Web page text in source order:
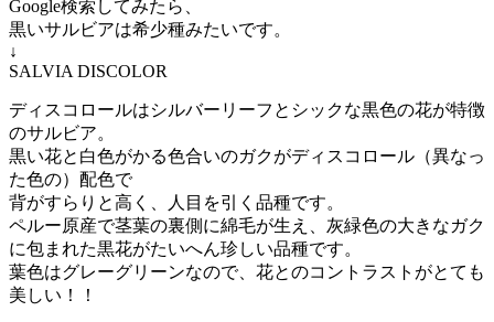
Google検索してみたら、
黒いサルビアは希少種みたいです。
↓
SALVIA DISCOLOR
ディスコロールはシルバーリーフとシックな黒色の花が特徴
のサルビア。
黒い花と白色がかる色合いのガクがディスコロール（異なっ
た色の）配色で
背がすらりと高く、人目を引く品種です。
ペルー原産で茎葉の裏側に綿毛が生え、灰緑色の大きなガク
に包まれた黒花がたいへん珍しい品種です。
葉色はグレーグリーンなので、花とのコントラストがとても
美しい！！